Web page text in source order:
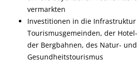
vermarkten
Investitionen in die
Tourismusgemeinden, der
der Bergbahnen, des Natur- und
Gesundheitstourismus